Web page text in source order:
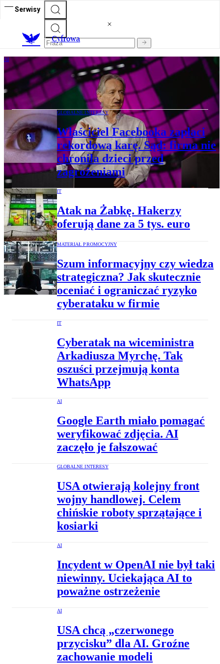
Serwisy
Cyfrowa
AI
AI zaczyna wymykać się spod kontroli.
„To dopiero początek” – ostrzega noblista
GLOBALNE INTERESY
Właściciel Facebooka zapłaci
rekordową karę. Sąd: firma nie
chroniła dzieci przed
zagrożeniami
IT
Atak na Żabkę. Hakerzy
oferują dane za 5 tys. euro
MATERIAŁ PROMOCYJNY
Szum informacyjny czy wiedza
strategiczna? Jak skutecznie
oceniać i ograniczać ryzyko
cyberataku w firmie
IT
Cyberatak na wiceministra
Arkadiusza Myrchę. Tak
oszuści przejmują konta
WhatsApp
AI
Google Earth miało pomagać
weryfikować zdjęcia. AI
zaczęło je fałszować
GLOBALNE INTERESY
USA otwierają kolejny front
wojny handlowej. Celem
chińskie roboty sprzątające i
kosiarki
AI
Incydent w OpenAI nie był taki
niewinny. Uciekająca AI to
poważne ostrzeżenie
AI
USA chcą „czerwonego
przycisku” dla AI. Groźne
zachowanie modeli